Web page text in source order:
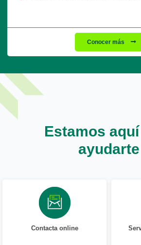
Conocer más
Estamos
ayudarte
Contacta online